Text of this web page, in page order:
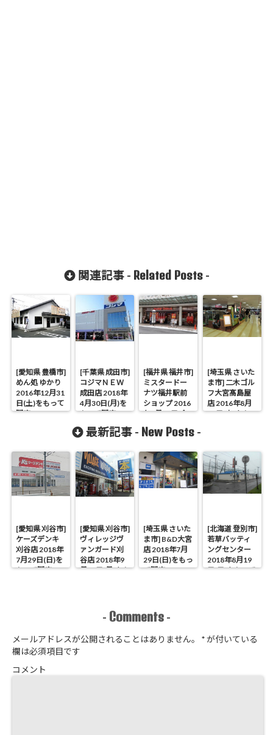
関連記事 - Related Posts-
[愛知県 豊橋市]
めん処 ゆかり
2016年12月31
日(土)をもって
閉店
[千葉県 成田市]
コジマＮＥＷ
成田店 2018年
4月30日(月)を
もって閉店
[福井県 福井市]
ミスタードー
ナツ福井駅前
ショップ 2016
年9月30日(金)
[埼玉県 さいた
ま市] 二木ゴル
フ大宮髙島屋
店 2016年8月
16日(火)をもっ
最新記事 - New Posts -
[愛知県 刈谷市]
ケーズデンキ
刈谷店 2018年
7月29日(日)を
もって閉店
[愛知県 刈谷市]
ヴィレッジヴ
ァンガード刈
谷店 2018年9
月17日(月)をも
[埼玉県 さいた
ま市] B&D大宮
店 2018年7月
29日(日)をもっ
て閉店
[北海道 登別市]
若草バッティ
ングセンター
2018年8月19
日(日)をもって
- Comments -
メールアドレスが公開されることはありません。 *が付いている
欄は必須項目です
コメント